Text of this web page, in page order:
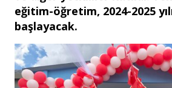
eğitim-öğretim, 2024-2025
başlayacak.